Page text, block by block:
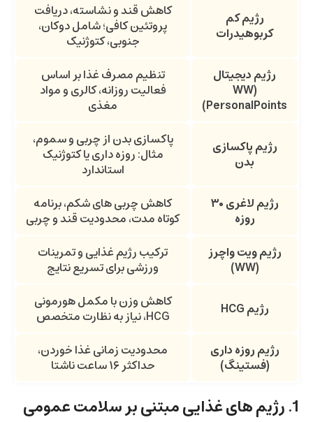
رژیم کم
کربوهیدرات
کاهش قند و نشاسته، دریافت
پروتئین کافی؛ شامل دوکان،
جنوبی، کتوژنیک
رژیم دیجیتال
(WW
PersonalPoints)
تنظیم مصرف غذا بر اساس
فعالیت روزانه، کالری و مواد
مغذی
رژیم پاکسازی
بدن
پاکسازی بدن از چربی و سموم،
مثال: روزه داری یا کتوژنیک
استاندارد
رژیم لاغری۳۰
روزه
کاهش چربی های شکم، برنامه
کوتاه مدت، محدودیت قند و چربی
رژیم ویت واچرز
(WW)
ترکیب رژیم غذایی و تمرینات
ورزشی برای تسریع نتایج
رژیم کاهش وزن با مکمل هورمونی
HCG، نیاز به نظارت متخصص
رژیم روزه داری
(فستینگ)
محدودیت زمانی غذا خوردن،
حداکثر ۱۶ ساعت ناشتا
1. رژیم های غذایی مبتنی بر سلامت عمومی